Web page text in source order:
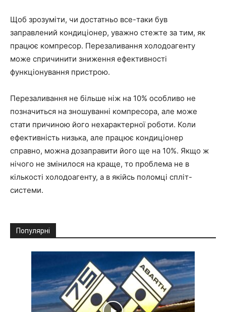
Щоб зрозуміти, чи достатньо все-таки був
заправлений кондиціонер, уважно стежте за тим, як
працює компресор. Перезаливання холодоагенту
може спричинити зниження ефективності
функціонування пристрою.
Перезаливання не більше ніж на 10% особливо не
позначиться на зношуванні компресора, але може
стати причиною його нехарактерної роботи. Коли
ефективність низька, але працює кондиціонер
справно, можна дозаправити його ще на 10%. Якщо ж
нічого не змінилося на краще, то проблема не в
кількості холодоагенту, а в якійсь поломці спліт-
системи.
Популярні